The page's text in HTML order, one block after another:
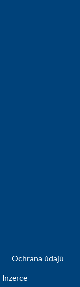
Ochrana údajů
Inzerce